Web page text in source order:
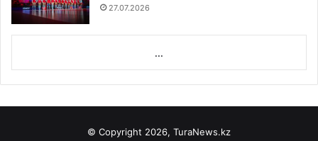
27.07.2026
...
© Copyright 2026, TuraNews.kz